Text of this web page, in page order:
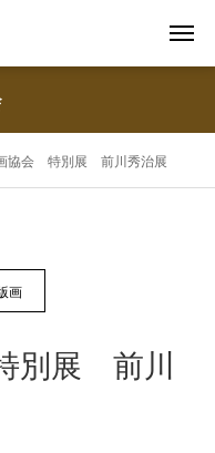
協会 特別展 前川秀治展
画
別展 前川